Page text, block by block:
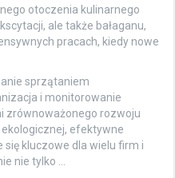
otoczenia kulinarnego
ale także bałaganu,
pracach, kiedy nowe
sprzątaniem
i monitorowanie
zrównoważonego rozwoju
efektywne
kluczowe dla wielu firm i
nie tylko …